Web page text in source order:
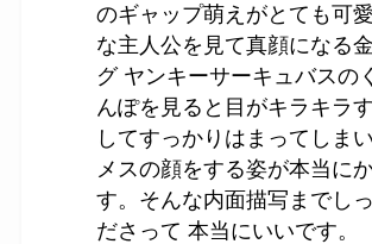
のギャップ萌えがとても可
な主人公を見て真顔になる
グ ヤンキーサーキュバスの
んぽを見ると目がキラキラ
してすっかりはまってしま
メスの顔をする姿が本当に
す。そんな内面描写までし
ださって 本当にいいです。